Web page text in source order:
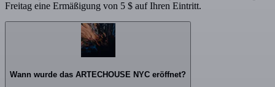
Freitag eine Ermäßigung von 5 $ auf Ihren Eintritt.
Wann wurde das ARTECHOUSE NYC eröffnet?